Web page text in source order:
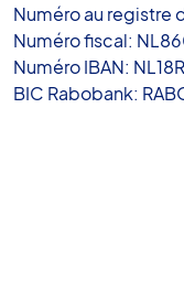
Numéro au registre
Numéro fiscal:
Numéro IBAN:
BIC Rabobank: